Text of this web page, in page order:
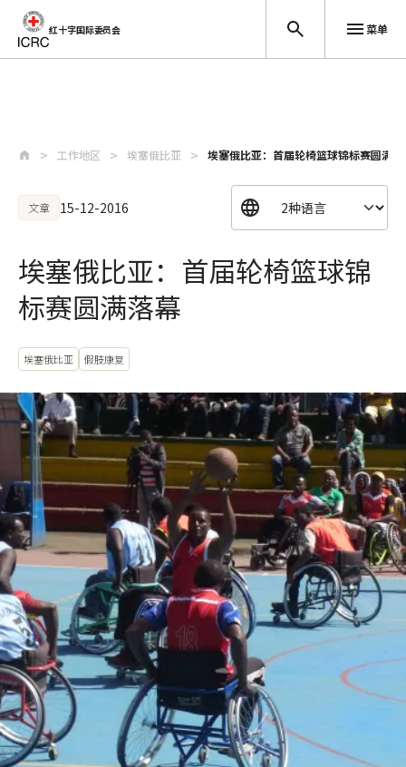
红十字国际委员会 菜单
工作地区 埃塞俄比亚 埃塞俄比亚：首届轮椅篮球锦标赛圆满落
文章 15-12-2016
埃塞俄比亚：首届轮椅篮球锦
标赛圆满落幕
埃塞俄比亚 假肢康复